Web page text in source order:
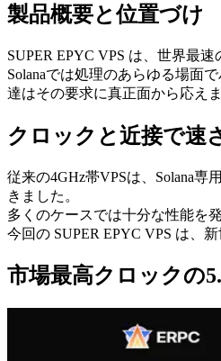
製品概要と位置づけ
SUPER EPYC VPS は、世界最
Solanaでは処理のあらゆる場面
達はその要求に真正面から応えま
クロックと近接で速
従来の4GHz帯VPSは、Solana
きました。
多くのケースでは十分な性能を
今回の SUPER EPYC VPS は、
市場最高クロックの